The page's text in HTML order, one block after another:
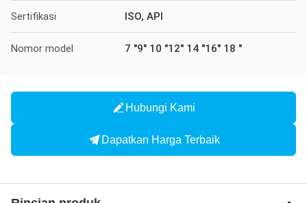
Sertifikasi ISO, API
Nomor model 7 "9" 10 "12" 14 "16" 18 "
Hubungi Kami
Dapatkan Harga Terbaik